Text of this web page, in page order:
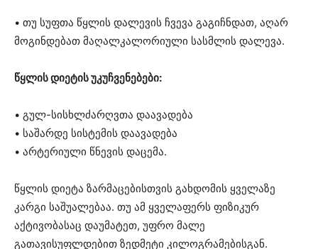
• თუ სუფთა წყლის დალევის ჩვევა გაგიჩნდათ, აღარ
მოგინდებათ მაღალკალორიული სასმლის დალევა.
წყლის დიეტის უკუჩვენებები:
• გულ-სისხლძარღვთა დაავადება
• საშარდე სისტემის დაავადება
• არტერიული წნევის დაცემა.
წყლის დიეტა ზარმაცებისთვის გახდომის ყველაზე
კარგი საშუალებაა. თუ ამ ყველაფერს ფიზიკურ
აქტივობასაც დაუმატეთ, უფრო მალე
გათავისუფლდებით ზედმეტი კილოგრამებისგან.